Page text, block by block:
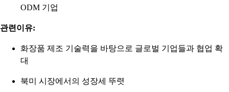
ODM 기업
관련이유:
화장품 제조 기술력을 바탕으로 글로벌 기업들과 협업 확
대
북미 시장에서의 성장세 뚜렷